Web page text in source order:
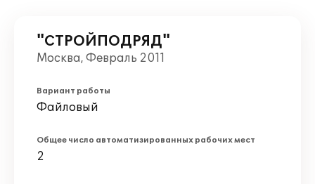
"СТРОЙПОДРЯД"
Москва, Февраль 2011
Вариант работы
Файловый
Общее число автоматизированных рабочих мест
2